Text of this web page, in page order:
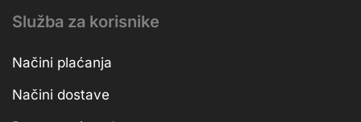
Služba za korisnike
Načini plaćanja
Načini dostave